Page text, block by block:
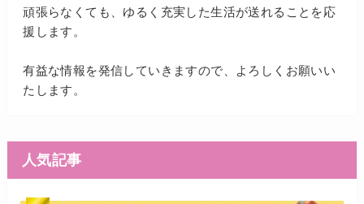
頑張らなくても、ゆるく充実した生活が送れることを応
援します。
有益な情報を発信していきますので、よろしくお願いい
たします。
人気記事